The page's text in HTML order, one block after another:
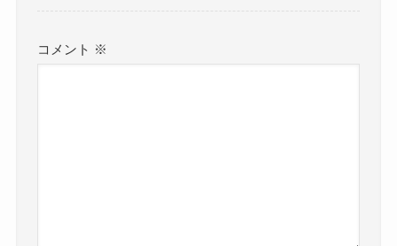
コメント ※